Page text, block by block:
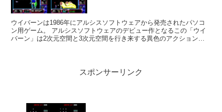
ウイバーンは1986年にアルシスソフトウェアから発売されたパソコ
ン用ゲーム。 アルシスソフトウェアのデビュー作となるこの「ウイ
バーン」は2次元空間と3次元空間を行き来する異色のアクションロ
スポンサーリンク